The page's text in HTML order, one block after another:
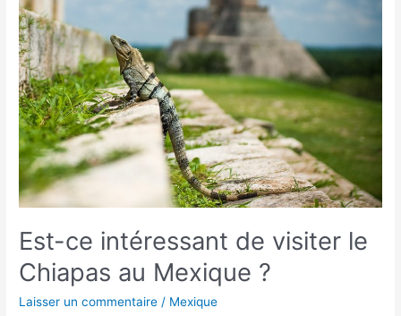
Est-ce intéressant de visiter le
Chiapas au Mexique ?
Laisser un commentaire / Mexique
intéressant
de
visiter
le
Chiapas
au
Mexique
?